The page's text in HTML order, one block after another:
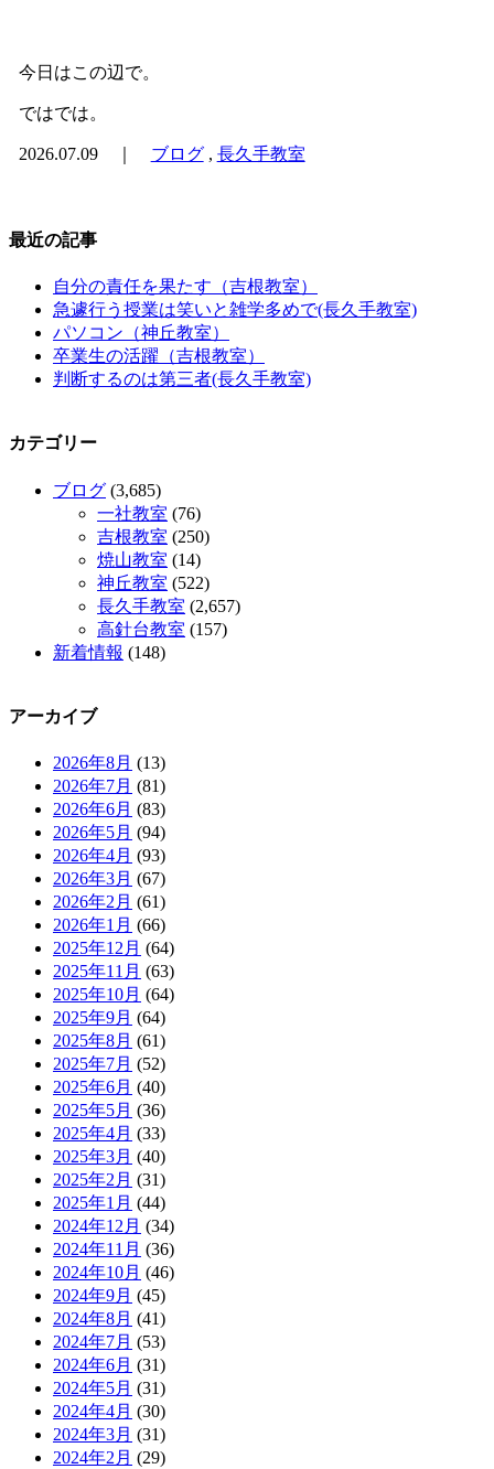
今日はこの辺で。
ではでは。
2026.07.09 ｜ ブログ, 長久手教室
最近の記事
自分の責任を果たす（吉根教室）
急遽行う授業は笑いと雑学多めで(長久手教室)
パソコン（神丘教室）
卒業生の活躍（吉根教室）
判断するのは第三者(長久手教室)
カテゴリー
ブログ (3,685)
一社教室 (76)
吉根教室 (250)
焼山教室 (14)
神丘教室 (522)
長久手教室 (2,657)
高針台教室 (157)
新着情報 (148)
アーカイブ
2026年8月 (13)
2026年7月 (81)
2026年6月 (83)
2026年5月 (94)
2026年4月 (93)
2026年3月 (67)
2026年2月 (61)
2026年1月 (66)
2025年12月 (64)
2025年11月 (63)
2025年10月 (64)
2025年9月 (64)
2025年8月 (61)
2025年7月 (52)
2025年6月 (40)
2025年5月 (36)
2025年4月 (33)
2025年3月 (40)
2025年2月 (31)
2025年1月 (44)
2024年12月 (34)
2024年11月 (36)
2024年10月 (46)
2024年9月 (45)
2024年8月 (41)
2024年7月 (53)
2024年6月 (31)
2024年5月 (31)
2024年4月 (30)
2024年3月 (31)
2024年2月 (29)